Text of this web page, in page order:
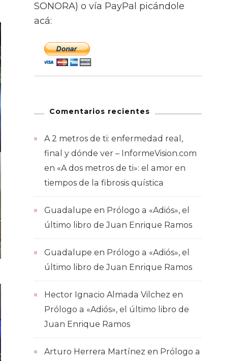
SONORA) o vía PayPal picándole
acá:
Comentarios recientes
A 2 metros de ti: enfermedad real,
final y dónde ver – InformeVision.com
en «A dos metros de ti»: el amor en
tiempos de la fibrosis quística
Guadalupe en Prólogo a «Adiós», el
último libro de Juan Enrique Ramos
Guadalupe en Prólogo a «Adiós», el
último libro de Juan Enrique Ramos
Hector Ignacio Almada Vilchez en
Prólogo a «Adiós», el último libro de
Juan Enrique Ramos
Arturo Herrera Martínez en Prólogo a